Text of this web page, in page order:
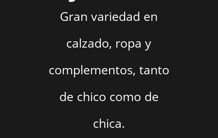
Gran variedad en
calzado, ropa y
complementos, tanto
de chico como de
chica.